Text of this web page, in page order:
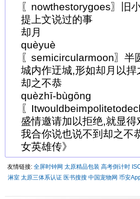
〖nowthestorygoes〗旧
提上文说过的事
却月
quèyuè
〖semicircularmoon〗半
城内作迂城,形如却月以
却之不恭
quèzhī-bùgōng
〖
盛情邀请加以拒绝,就显得
我合你说也说不到却之
女英雄传》
友情链接: 全屏时钟网 太原精品包装 高考倒计时
淋室 太原三体系认证 医书搜搜 中国宠物网 币安